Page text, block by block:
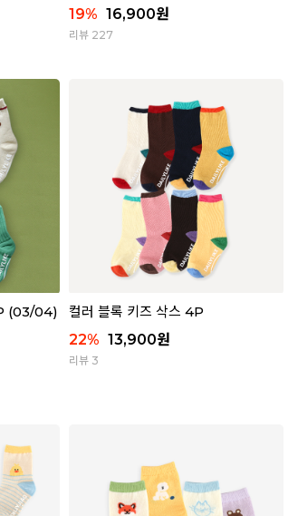
19% 16,900원
리뷰 227
(03/04)
컬러 블록 키즈 삭스 4P
22% 13,900원
리뷰 3